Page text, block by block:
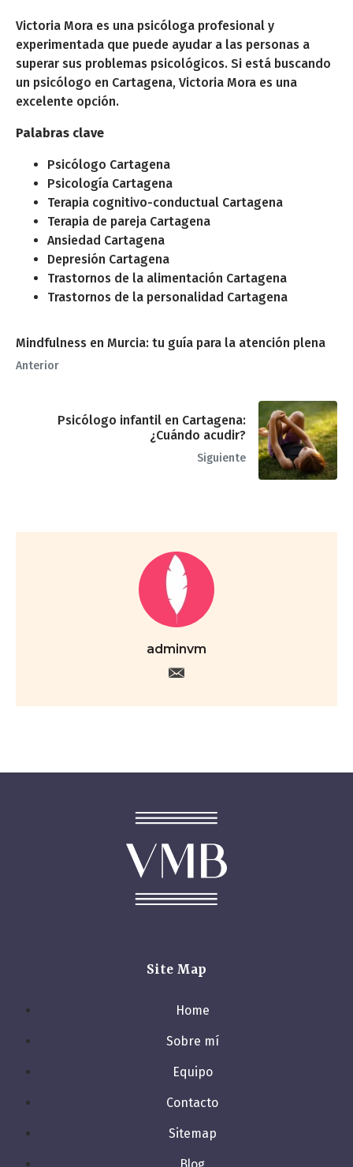
Victoria Mora es una psicóloga profesional y
experimentada que puede ayudar a las personas a
superar sus problemas psicológicos. Si está buscando
un psicólogo en Cartagena, Victoria Mora es una
excelente opción.
Palabras clave
Psicólogo Cartagena
Psicología Cartagena
Terapia cognitivo-conductual Cartagena
Terapia de pareja Cartagena
Ansiedad Cartagena
Depresión Cartagena
Trastornos de la alimentación Cartagena
Trastornos de la personalidad Cartagena
Mindfulness en Murcia: tu guía para la atención plena
Anterior
Psicólogo infantil en Cartagena:
¿Cuándo acudir?
Siguiente
adminvm
Site Map
Home
Sobre mí
Equipo
Contacto
Sitemap